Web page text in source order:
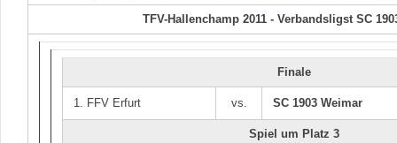
TFV-Hallenchamp 2011 - Verbandsligst SC
Finale
1. FFV Erfurt vs. SC 1903 Weimar
Spiel um Platz 3